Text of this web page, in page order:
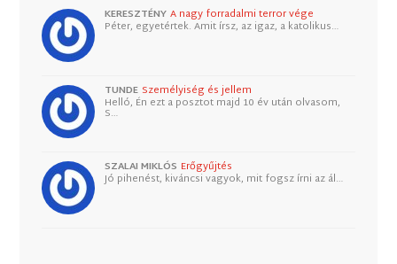
KERESZTÉNY A nagy forradalmi terror vége
Péter, egyetértek. Amit írsz, az igaz, a katolikus…
TUNDE Személyiség és jellem
Helló, Én ezt a posztot majd 10 év után olvasom,
S…
SZALAI MIKLÓS Erőgyűjtés
Jó pihenést, kiváncsi vagyok, mit fogsz írni az ál…